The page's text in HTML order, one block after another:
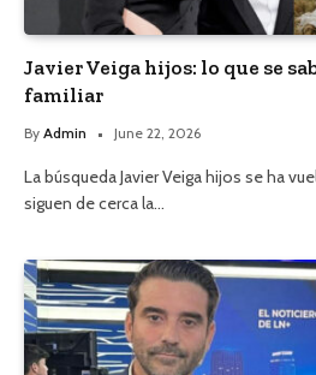
Javier Veiga hijos: lo que se
familiar
By Admin June 22, 2026
La búsqueda Javier Veiga hijos se ha
siguen de cerca la…